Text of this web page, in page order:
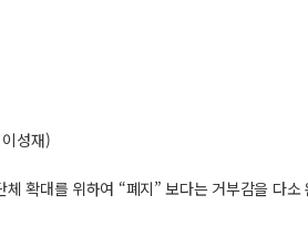
성재)
확대를 위하여 “폐지” 보다는 거부감을 다